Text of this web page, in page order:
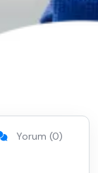
Yorum (0)